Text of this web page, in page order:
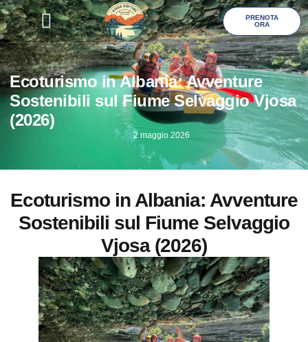
PRENOTA
ORA
Ecoturismo in Albania: Avventure
Sostenibili sul Fiume Selvaggio Vjosa
(2026)
2 maggio 2026
Ecoturismo in Albania: Avventure
Sostenibili sul Fiume Selvaggio
Vjosa (2026)